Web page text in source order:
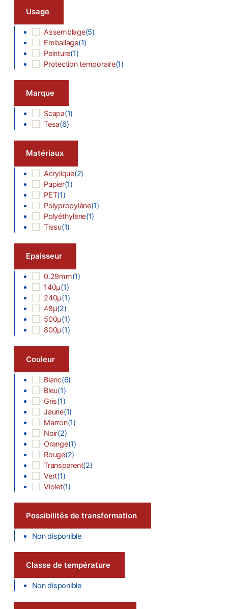
Usage
Assemblage(5)
Emballage(1)
Peinture(1)
Protection temporaire(1)
Marque
Scapa(1)
Tesa(6)
Matériaux
Acrylique(2)
Papier(1)
PET(1)
Polypropylène(1)
Polyéthylène(1)
Tissu(1)
Epaisseur
0.29mm(1)
140µ(1)
240µ(1)
48µ(2)
500µ(1)
800µ(1)
Couleur
Blanc(6)
Bleu(1)
Gris(1)
Jaune(1)
Marron(1)
Noir(2)
Orange(1)
Rouge(2)
Transparent(2)
Vert(1)
Violet(1)
Possibilités de transformation
Non disponible
Classe de température
Non disponible